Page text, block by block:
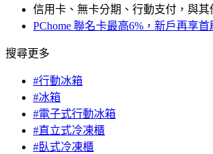
信用卡、無卡分期、行動支付，與其
PChome 聯名卡最高6%，新戶再享首
搜尋更多
#行動冰箱
#冰箱
#電子式行動冰箱
#直立式冷凍櫃
#臥式冷凍櫃